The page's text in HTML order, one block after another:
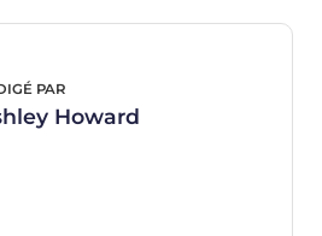
PAR
Howard